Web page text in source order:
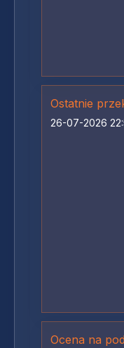
Ostatnie
26-07-2026
Ocena na